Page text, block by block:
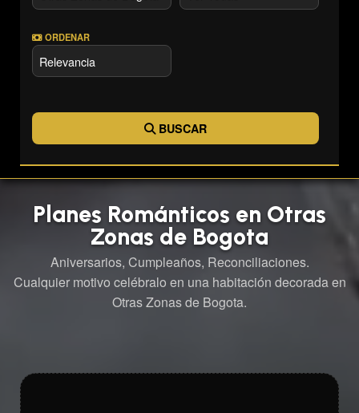
ORDENAR
BUSCAR
Planes Románticos en Otras
Zonas de Bogota
Aniversarios, Cumpleaños, Reconciliaciones.
Cualquier motivo celébralo en una habitación decorada en
Otras Zonas de Bogota.